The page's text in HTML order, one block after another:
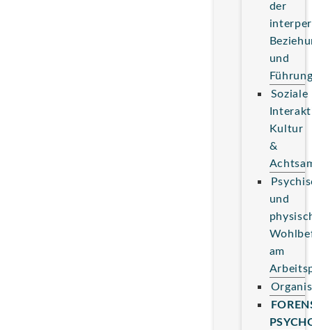
der
und
Soziale
Kultur
&
und
am